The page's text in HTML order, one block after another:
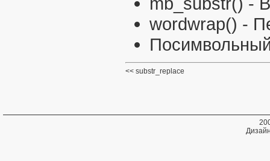
wordwrap() -
substr_replace